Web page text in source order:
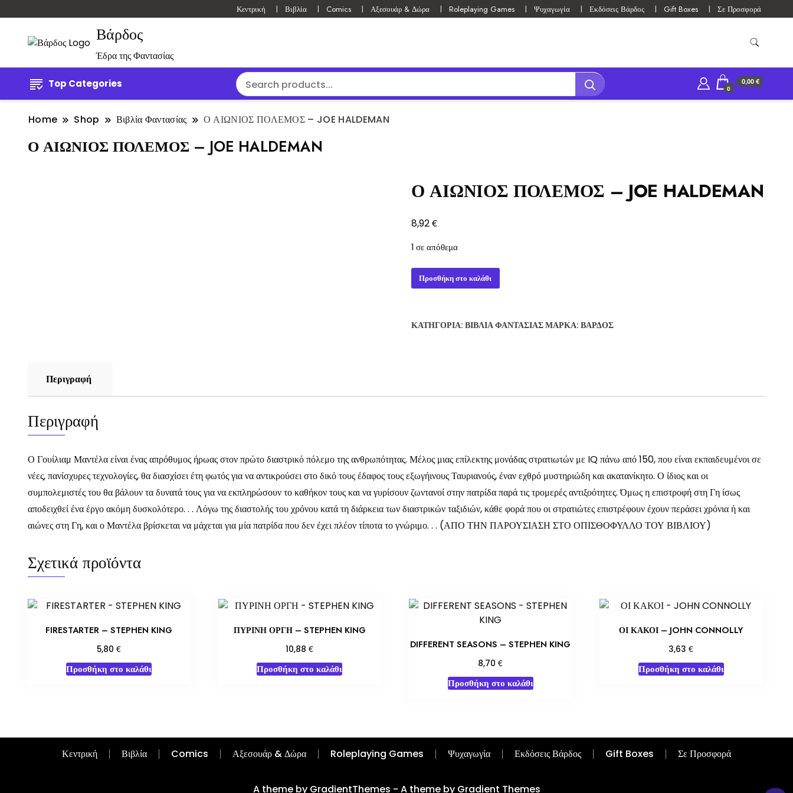
Κεντρική Βιβλία Comics Αξεσουάρ & Δώρα Roleplaying Games Ψυχαγωγία Εκδόσεις Βάρδος Gift Boxes Σε Προσφορά
Βάρδος
Έδρα της Φαντασίας
Top Categories 0
0,00 €
Home Shop Βιβλία Φαντασίας Ο ΑΙΩΝΙΟΣ ΠΟΛΕΜΟΣ – JOE HALDEMAN
Ο ΑΙΩΝΙΟΣ ΠΟΛΕΜΟΣ – JOE HALDEMAN
Ο ΑΙΩΝΙΟΣ ΠΟΛΕΜΟΣ – JOE HALDEMAN
8,92€
1 σε απόθεμα
ΑΙΩΝΙΟΣ
JOE
Προσθήκη στο καλάθι
ΚΑΤΗΓΟΡΊΑ: ΒΙΒΛΊΑ ΦΑΝΤΑΣΊΑΣΜΆΡΚΑ: ΒΆΡΔΟΣ
Περιγραφή
Περιγραφή
Ο Γουίλιαμ Μαντέλα είναι ένας απρόθυμος ήρωας στον πρώτο διαστρικό πόλεμο της ανθρωπότητας. Μέλος μιας επίλεκτης μονάδας στρατιωτών με IQ πάνω από 150, που είναι εκπαιδευμένοι σε
νέες, πανίσχυρες τεχνολογίες, θα διασχίσει έτη φωτός για να αντικρούσει στο δικό τους έδαφος τους εξωγήινους Ταυριανούς, έναν εχθρό μυστηριώδη και ακατανίκητο. Ο ίδιος και οι
συμπολεμιστές του θα βάλουν τα δυνατά τους για να εκπληρώσουν το καθήκον τους και να γυρίσουν ζωντανοί στην πατρίδα παρά τις τρομερές αντιξοότητες. Όμως η επιστροφή στη Γη ίσως
αποδειχθεί ένα έργο ακόμη δυσκολότερο. . . Λόγω της διαστολής του χρόνου κατά τη διάρκεια των διαστρικών ταξιδιών, κάθε φορά που οι στρατιώτες επιστρέφουν έχουν περάσει χρόνια ή και
αιώνες στη Γη, και ο Μαντέλα βρίσκεται να μάχεται για μία πατρίδα που δεν έχει πλέον τίποτα το γνώριμο. . . (ΑΠΟ ΤΗΝ ΠΑΡΟΥΣΙΑΣΗ ΣΤΟ ΟΠΙΣΘΟΦΥΛΛΟ ΤΟΥ ΒΙΒΛΙΟΥ)
Σχετικά προϊόντα
FIRESTARTER – STEPHEN KING
5,80€
Προσθήκη στο καλάθι
ΠΥΡΙΝΗ ΟΡΓΗ – STEPHEN KING
10,88€
Προσθήκη στο καλάθι
DIFFERENT SEASONS – STEPHEN KING
8,70€
Προσθήκη στο καλάθι
ΟΙ ΚΑΚΟΙ – JOHN CONNOLLY
3,63€
Προσθήκη στο καλάθι
Κεντρική Βιβλία Comics Αξεσουάρ & Δώρα Roleplaying Games Ψυχαγωγία Εκδόσεις Βάρδος Gift Boxes Σε Προσφορά
A theme by GradientThemes - A theme by Gradient Themes